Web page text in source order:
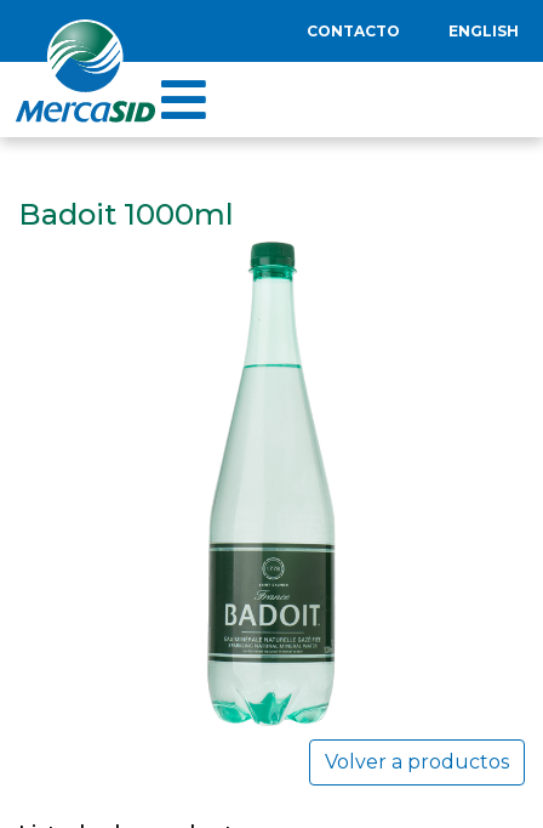
CONTACTO ENGLISH
Badoit 1000ml
Volver a productos